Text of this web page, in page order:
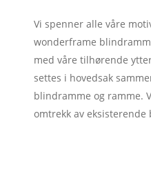
Vi spenner alle våre
wonderframe
med våre tilhørende
settes i hovedsak
blindramme og ramme.
omtrekk av eksisterende